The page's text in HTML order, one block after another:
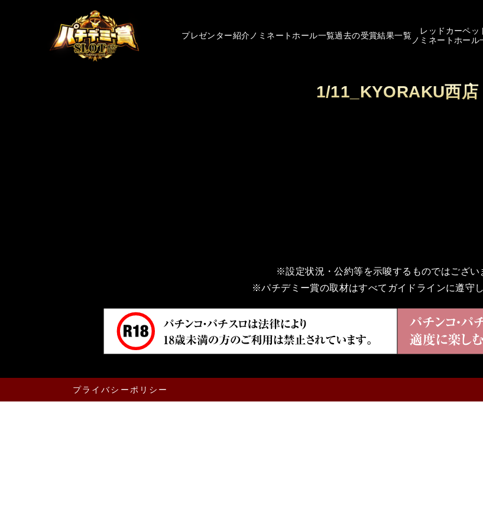
プレゼンター紹介 ノミネートホール一覧過去の受賞結果一覧
レッドカーペッ
ノミネートホール
1/11_KYORAKU西店
※設定状況・公約等を示唆するものではござい
※パチデミー賞の取材はすべてガイドラインに遵守し
プライバシーポリシー